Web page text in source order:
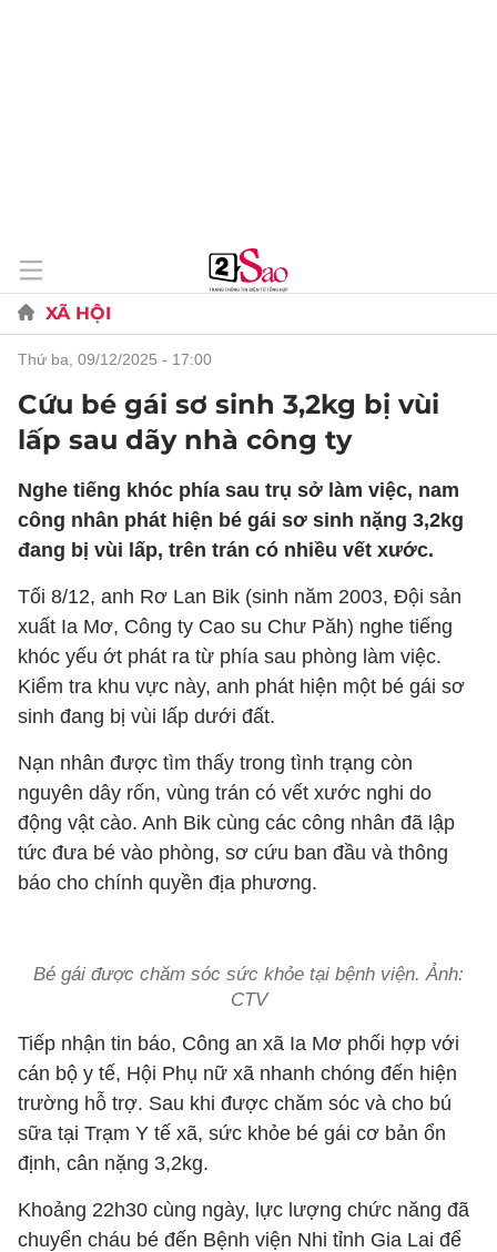
XÃ HỘI
thứ ba, 09/12/2025 - 17:00
Cứu bé gái sơ sinh 3,2kg bị vùi
lấp sau dãy nhà công ty
Nghe tiếng khóc phía sau trụ sở làm việc, nam
công nhân phát hiện bé gái sơ sinh nặng 3,2kg
đang bị vùi lấp, trên trán có nhiều vết xước.
Tối 8/12, anh Rơ Lan Bik (sinh năm 2003, Đội sản
xuất Ia Mơ, Công ty Cao su Chư Păh) nghe tiếng
khóc yếu ớt phát ra từ phía sau phòng làm việc.
Kiểm tra khu vực này, anh phát hiện một bé gái sơ
sinh đang bị vùi lấp dưới đất.
Nạn nhân được tìm thấy trong tình trạng còn
nguyên dây rốn, vùng trán có vết xước nghi do
động vật cào. Anh Bik cùng các công nhân đã lập
tức đưa bé vào phòng, sơ cứu ban đầu và thông
báo cho chính quyền địa phương.
Bé gái được chăm sóc sức khỏe tại bệnh viện. Ảnh:
CTV
Tiếp nhận tin báo, Công an xã Ia Mơ phối hợp với
cán bộ y tế, Hội Phụ nữ xã nhanh chóng đến hiện
trường hỗ trợ. Sau khi được chăm sóc và cho bú
sữa tại Trạm Y tế xã, sức khỏe bé gái cơ bản ổn
định, cân nặng 3,2kg.
Khoảng 22h30 cùng ngày, lực lượng chức năng đã
chuyển cháu bé đến Bệnh viện Nhi tỉnh Gia Lai để